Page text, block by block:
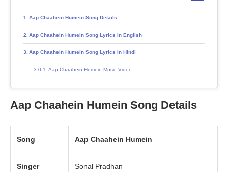
Aap Chaahein Humein Song Details
Aap Chaahein Humein Song Lyrics In English
Aap Chaahein Humein Song Lyrics In Hindi
Aap Chaahein Humein Music Video
Aap Chaahein Humein Song Details
Song Aap Chaahein Humein
Singer Sonal Pradhan